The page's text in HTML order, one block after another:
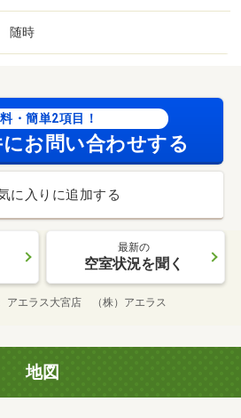
随時
・簡単2項目！
お問い合わせする
に入りに追加する
最新の
空室状況を聞く
アエラス大宮店 （株）アエラス
地図